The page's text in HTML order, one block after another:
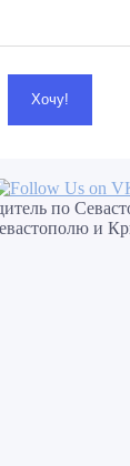
Хочу!
по
и